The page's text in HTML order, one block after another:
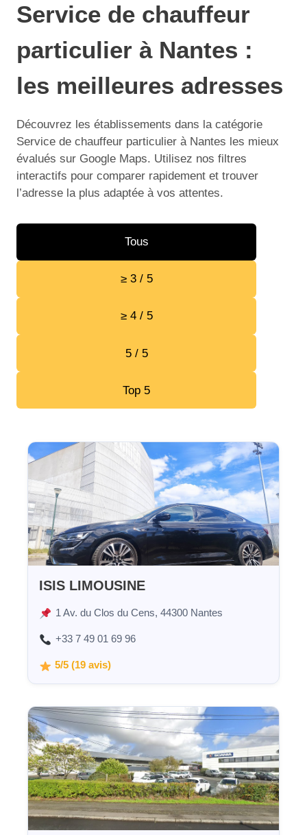
Service de chauffeur
particulier à Nantes :
les meilleures adresses
Découvrez les établissements dans la catégorie
Service de chauffeur particulier à Nantes les mieux
évalués sur Google Maps. Utilisez nos filtres
interactifs pour comparer rapidement et trouver
l’adresse la plus adaptée à vos attentes.
Tous
≥ 3 / 5
≥ 4 / 5
5 / 5
Top 5
ISIS LIMOUSINE
1 Av. du Clos du Cens, 44300 Nantes
+33 7 49 01 69 96
5/5 (19 avis)